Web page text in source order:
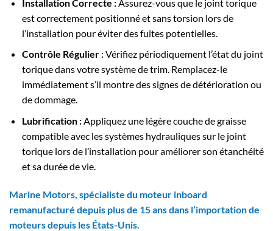
Installation Correcte :Assurez-vous que le joint torique
est correctement positionné et sans torsion lors de
l’installation pour éviter des fuites potentielles.
Contrôle Régulier :Vérifiez périodiquement l’état du joint
torique dans votre système de trim. Remplacez-le
immédiatement s’il montre des signes de détérioration ou
de dommage.
Lubrification :Appliquez une légère couche de graisse
compatible avec les systèmes hydrauliques sur le joint
torique lors de l’installation pour améliorer son étanchéité
et sa durée de vie.
Marine Motors, spécialiste du moteur inboard
remanufacturé depuis plus de 15 ans dans l’importation de
moteurs depuis les États-Unis.